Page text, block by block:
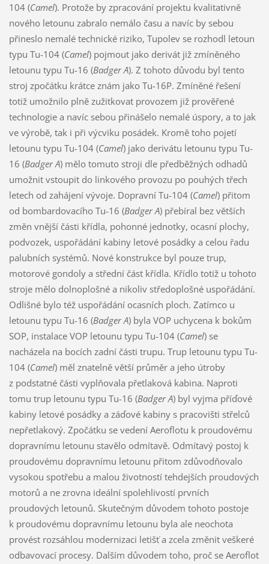
104 (Camel). Protože by zpracování projektu kvalitativně
nového letounu zabralo nemálo času a navíc by sebou
přineslo nemalé technické riziko, Tupolev se rozhodl letoun
typu Tu-104 (Camel) pojmout jako derivát již zmíněného
letounu typu Tu-16 (Badger A). Z tohoto důvodu byl tento
stroj zpočátku krátce znám jako Tu-16P. Zmíněné řešení
totiž umožnilo plně zužitkovat provozem již prověřené
technologie a navíc sebou přinášelo nemalé úspory, a to jak
ve výrobě, tak i při výcviku posádek. Kromě toho pojetí
letounu typu Tu-104 (Camel) jako derivátu letounu typu Tu-
16 (Badger A) mělo tomuto stroji dle předběžných odhadů
umožnit vstoupit do linkového provozu po pouhých třech
letech od zahájení vývoje. Dopravní Tu-104 (Camel) přitom
od bombardovacího Tu-16 (Badger A) přebíral bez větších
změn vnější části křídla, pohonné jednotky, ocasní plochy,
podvozek, uspořádání kabiny letové posádky a celou řadu
palubních systémů. Nové konstrukce byl pouze trup,
motorové gondoly a střední část křídla. Křídlo totiž u tohoto
stroje mělo dolnoplošné a nikoliv středoplošné uspořádání.
Odlišné bylo též uspořádání ocasních ploch. Zatímco u
letounu typu Tu-16 (Badger A) byla VOP uchycena k bokům
SOP, instalace VOP letounu typu Tu-104 (Camel) se
nacházela na bocích zadní části trupu. Trup letounu typu Tu-
104 (Camel) měl znatelně větší průměr a jeho útroby
z podstatné části vyplňovala přetlaková kabina. Naproti
tomu trup letounu typu Tu-16 (Badger A) byl vyjma příďové
kabiny letové posádky a záďové kabiny s pracovišti střelců
nepřetlakový. Zpočátku se vedení Aeroflotu k proudovému
dopravnímu letounu stavělo odmítavě. Odmítavý postoj k
proudovému dopravnímu letounu přitom zdůvodňovalo
vysokou spotřebu a malou životností tehdejších proudových
motorů a ne zrovna ideální spolehlivostí prvních
proudových letounů. Skutečným důvodem tohoto postoje
k proudovému dopravnímu letounu byla ale neochota
provést rozsáhlou modernizaci letišť a zcela změnit veškeré
odbavovací procesy. Dalším důvodem toho, proč se Aeroflot